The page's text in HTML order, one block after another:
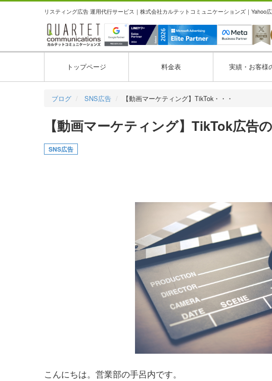
リスティング広告 運用代行サービス｜株式会社カルテットコミュニケーションズ｜Yahoo
トップページ 料金表 実績・お客様
ブログ SNS広告 【動画マーケティング】TikTok・・・
【動画マーケティング】TikTok広告
SNS広告
こんにちは。営業部の手呂内です。